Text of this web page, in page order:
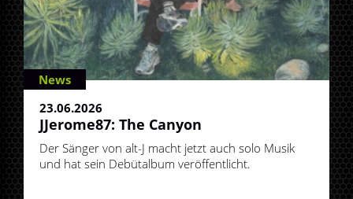
News
23.06.2026
JJerome87: The Canyon
Der Sänger von alt-J macht jetzt auch solo Musik
und hat sein Debütalbum veröffentlicht.